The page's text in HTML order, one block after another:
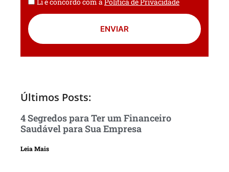
ENVIAR
Últimos Posts:
4 Segredos para Ter um Financeiro
Saudável para Sua Empresa
Leia Mais